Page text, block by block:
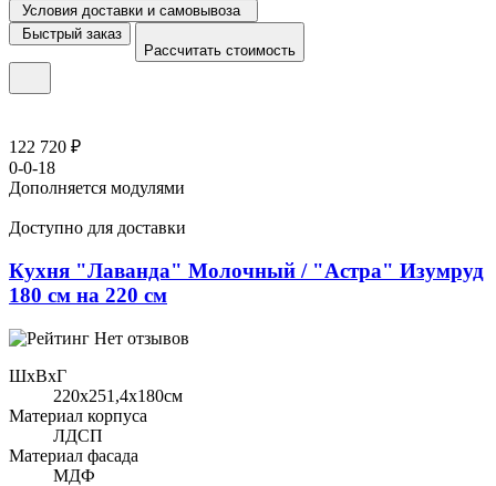
Условия доставки и самовывоза
Быстрый заказ
Рассчитать стоимость
122 720 ₽
0-0-18
Дополняется модулями
Доступно для доставки
Кухня "Лаванда" Молочный / "Астра" Изумруд
180 см на 220 см
Нет отзывов
ШхВхГ
220x251,4х180см
Материал корпуса
ЛДСП
Материал фасада
МДФ